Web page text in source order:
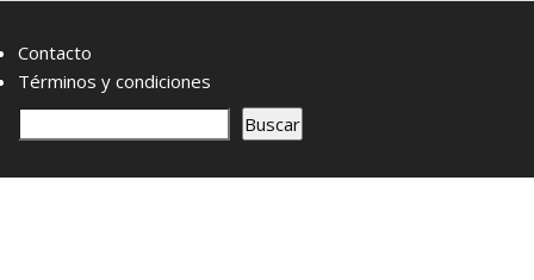
Contacto
Términos y condiciones
s
Buscar